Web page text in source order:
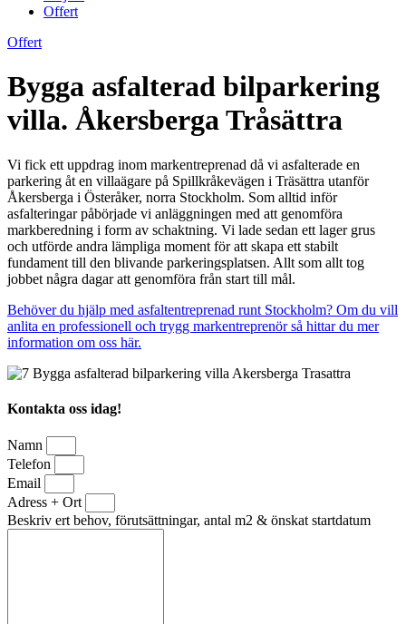
Offert
Offert
Bygga asfalterad bilparkering
villa. Åkersberga Tråsättra
Vi fick ett uppdrag inom markentreprenad då vi asfalterade en
parkering åt en villaägare på Spillkråkevägen i Träsättra utanför
Åkersberga i Österåker, norra Stockholm. Som alltid inför
asfalteringar påbörjade vi anläggningen med att genomföra
markberedning i form av schaktning. Vi lade sedan ett lager grus
och utförde andra lämpliga moment för att skapa ett stabilt
fundament till den blivande parkeringsplatsen. Allt som allt tog
jobbet några dagar att genomföra från start till mål.
Behöver du hjälp med asfaltentreprenad runt Stockholm? Om du vill
anlita en professionell och trygg markentreprenör så hittar du mer
information om oss här.
Kontakta oss idag!
Namn
Telefon
Email
Adress + Ort
Beskriv ert behov, förutsättningar, antal m2 & önskat startdatum